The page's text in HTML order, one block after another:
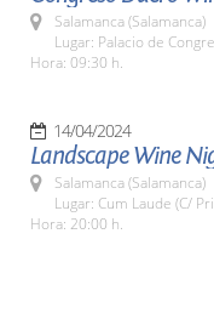
Salamanca (Salamanca)
Lugar: Palacio de
Hora: 09:30 h.
14/04/2024
Landscape Wine
Salamanca (Salamanca)
Lugar: Cum Laude (C/
Hora: 20:00 h.